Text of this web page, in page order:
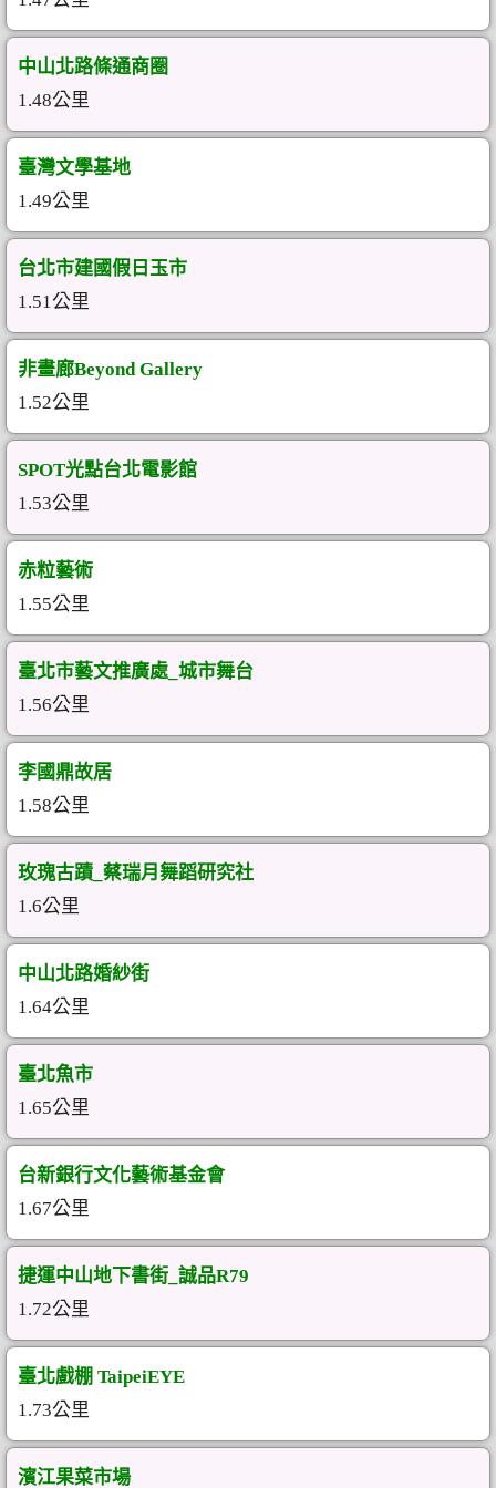
中山北路條通商圈
1.48公里
臺灣文學基地
1.49公里
台北市建國假日玉市
1.51公里
非畫廊Beyond Gallery
1.52公里
SPOT光點台北電影館
1.53公里
赤粒藝術
1.55公里
臺北市藝文推廣處_城市舞台
1.56公里
李國鼎故居
1.58公里
玫瑰古蹟_蔡瑞月舞蹈研究社
1.6公里
中山北路婚紗街
1.64公里
臺北魚市
1.65公里
台新銀行文化藝術基金會
1.67公里
捷運中山地下書街_誠品R79
1.72公里
臺北戲棚 TaipeiEYE
1.73公里
濱江果菜市場